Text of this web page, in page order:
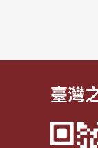
臺灣